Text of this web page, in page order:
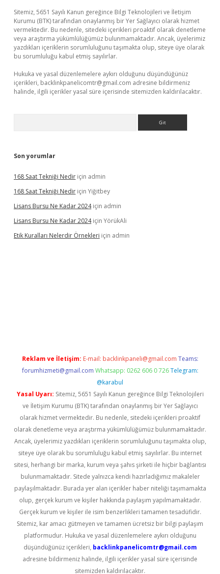
Sitemiz, 5651 Sayılı Kanun gereğince Bilgi Teknolojileri ve İletişim
Kurumu (BTK) tarafından onaylanmış bir Yer Sağlayıcı olarak hizmet
vermektedir. Bu nedenle, sitedeki içerikleri proaktif olarak denetleme
veya araştırma yükümlülüğümüz bulunmamaktadır. Ancak, üyelerimiz
yazdıkları içeriklerin sorumluluğunu taşımakta olup, siteye üye olarak
bu sorumluluğu kabul etmiş sayılırlar.
Hukuka ve yasal düzenlemelere aykırı olduğunu düşündüğünüz
içerikleri, backlinkpanelicomtr@gmail.com adresine bildirmeniz
halinde, ilgili içerikler yasal süre içerisinde sitemizden kaldırılacaktır.
Son yorumlar
168 Saat Tekniği Nedir için admin
168 Saat Tekniği Nedir için Yiğitbey
Lisans Bursu Ne Kadar 2024için admin
Lisans Bursu Ne Kadar 2024için YörükAli
Etik Kuralları Nelerdir Örnekleri için admin
Reklam ve İletişim: E-mail: backlinkpaneli@gmail.com Teams:
forumhizmeti@gmail.com Whatsapp: 0262 606 0 726 Telegram:
@karabul
Yasal Uyarı: Sitemiz, 5651 Sayılı Kanun gereğince Bilgi Teknolojileri
ve İletişim Kurumu (BTK) tarafından onaylanmış bir Yer Sağlayıcı
olarak hizmet vermektedir. Bu nedenle, sitedeki içerikleri proaktif
olarak denetleme veya araştırma yükümlülüğümüz bulunmamaktadır.
Ancak, üyelerimiz yazdıkları içeriklerin sorumluluğunu taşımakta olup,
siteye üye olarak bu sorumluluğu kabul etmiş sayılırlar. Bu internet
sitesi, herhangi bir marka, kurum veya şahıs şirketi ile hiçbir bağlantısı
bulunmamaktadır. Sitede yalnızca kendi hazırladığımız makaleler
paylaşılmaktadır. Burada yer alan içerikler haber niteliği taşımamakta
olup, gerçek kurum ve kişiler hakkında paylaşım yapılmamaktadır.
Gerçek kurum ve kişiler ile isim benzerlikleri tamamen tesadüfidir.
Sitemiz, kar amacı gütmeyen ve tamamen ücretsiz bir bilgi paylaşım
platformudur. Hukuka ve yasal düzenlemelere aykırı olduğunu
düşündüğünüz içerikleri, backlinkpanelicomtr@gmail.com
adresine bildirmeniz halinde, ilgili içerikler yasal süre içerisinde
sitemizden kaldırılacaktır.